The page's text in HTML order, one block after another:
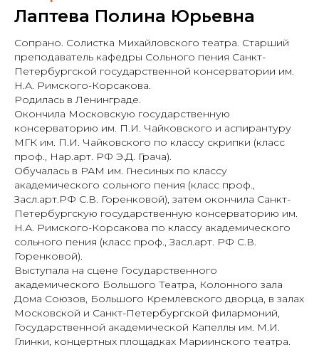
Лаптева Полина Юрьевна
Сопрано. Солистка Михайловского театра. Старший
преподаватель кафедры Сольного пения Санкт-
Петербургской государственной консерватории им.
Н.А. Римского-Корсакова.
Poдилась в Ленинграде.
Окончила Московскую государственную
консерваторию им. П.И. Чайковского и аспирантуру
МГК им. П.И. Чайковского по классу скрипки (класс
проф., Нар.арт. РФ Э.Д. Грача).
Обучалась в РАМ им. Гнесиных по классу
академического сольного пения (класс проф.,
Засл.арт.РФ С.В. Горенковой), затем окончила Санкт-
Петербургскую государственную консерваторию им.
Н.А. Римского-Корсакова по классу академического
сольного пения (класс проф., Засл.арт. РФ С.В.
Горенковой).
Выступала на сцене Государственного
академического Большого Театра, Колонного зала
Дома Союзов, Большого Кремлевского дворца, в залах
Московской и Санкт-Петербургской филармоний,
Государственной академической Капеллы им. М.И.
Глинки, концертных площадках Мариинского театра.